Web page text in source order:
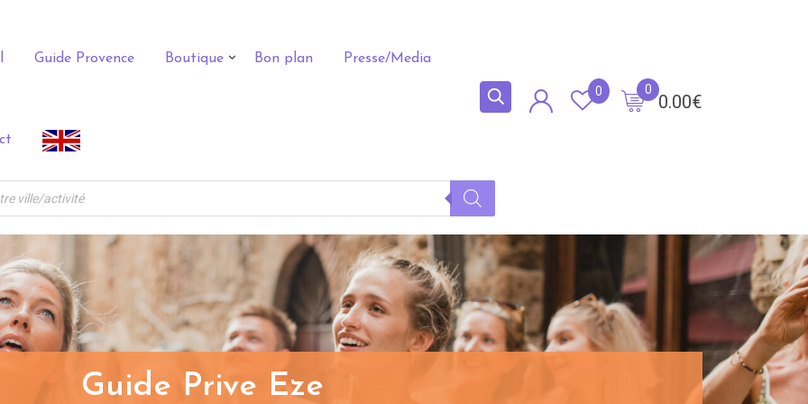
Guide Provence Boutique Bon plan Presse/Media
0.00€
0
0
Guide Prive Eze